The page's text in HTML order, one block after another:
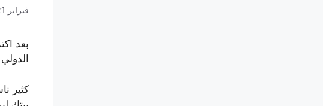
فبراير 21, 2026
كثير